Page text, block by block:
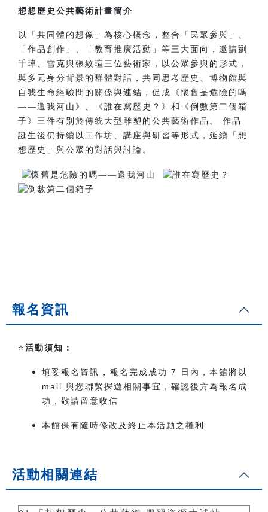
想想歷史公共藝術計畫簡介
以「共同體的想像」為核心概念，整合「民眾參與」、
「作品創作」、「教育推廣活動」等三大面向，邀請劉
千瑋、雪克與張紋瑄三位藝術家，以公眾參與的形式，
與多元身分背景的群體對話，共同思考歷史、博物館與
自我生命經驗間的關係與連結，促成《懷舊是危險的嗎
——還我河山》、《誰在寫歷史？》和《倒數第二個箱
子》三件有別於傳統大型雕塑的公共藝術作品。 作品
誕生後仍持續以工作坊、講座與研習等形式，延續「想
想歷史」與公眾的對話與討論。
報名資訊
⭐️活動須知：
填妥報名資訊 ， 報名完成成功 7 日內，本館將以
mail 與您聯繫探遊相關事宜，確認後方為報名成
功，敬請留意收信
本館保有隨時修改及終止本活動之權利
活動相關連結